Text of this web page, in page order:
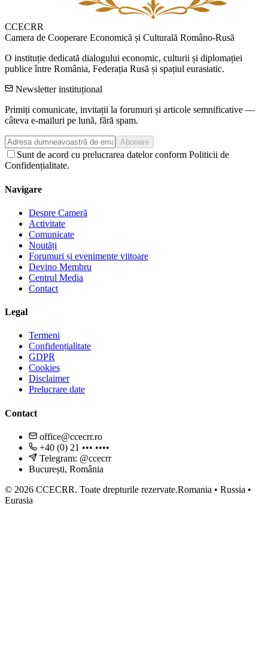
CCECRR
Camera de Cooperare Economică și Culturală Româno-Rusă
O instituție dedicată dialogului economic, culturii și diplomației
publice între România, Federația Rusă și spațiul eurasiatic.
Newsletter instituțional
Primiți comunicate, invitații la forumuri și articole semnificative —
câteva e-mailuri pe lună, fără spam.
Abonare
Sunt de acord cu prelucrarea datelor conform Politicii de
Confidențialitate.
Navigare
Despre Cameră
Activitate
Comunicate
Noutăți
Forumuri și evenimente viitoare
Devino Membru
Centrul Media
Contact
Legal
Termeni
Confidențialitate
GDPR
Cookies
Disclaimer
Prelucrare date
Contact
office@ccecrr.ro
+40 (0) 21 ••• ••••
Telegram: @ccecrr
București, România
© 2026 CCECRR. Toate drepturile rezervate.Romania • Russia •
Eurasia